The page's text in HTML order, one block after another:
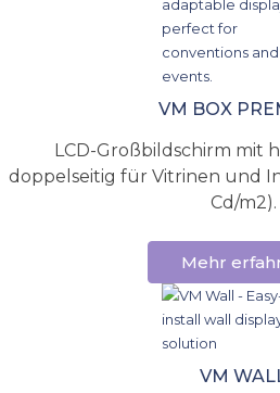
VM BOX
LCD-Großbildschirm mit
doppelseitig für Vitrinen und
Cd/m2).
Mehr
VM